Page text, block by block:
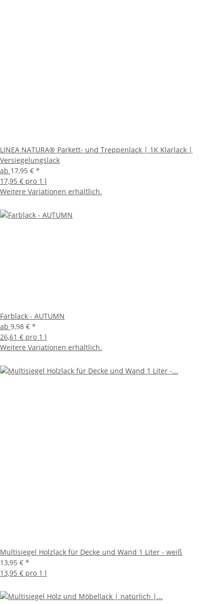
LINEA NATURA® Parkett- und Treppenlack | 1K Klarlack |
Versiegelungslack
ab 17,95 € *
17,95 € pro 1 l
Weitere Variationen erhältlich.
Farblack - AUTUMN
ab 9,98 € *
26,61 € pro 1 l
Weitere Variationen erhältlich.
Multisiegel Holzlack für Decke und Wand 1 Liter - weiß
13,95 € *
13,95 € pro 1 l